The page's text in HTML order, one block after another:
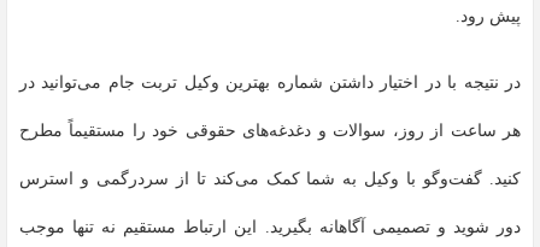
پیش رود.
در نتیجه با در اختیار داشتن شماره بهترین وکیل تربت جام می‌توانید در
هر ساعت از روز، سوالات و دغدغه‌های حقوقی خود را مستقیماً مطرح
کنید. گفت‌وگو با وکیل به شما کمک می‌کند تا از سردرگمی و استرس
دور شوید و تصمیمی آگاهانه بگیرید. این ارتباط مستقیم نه تنها موجب